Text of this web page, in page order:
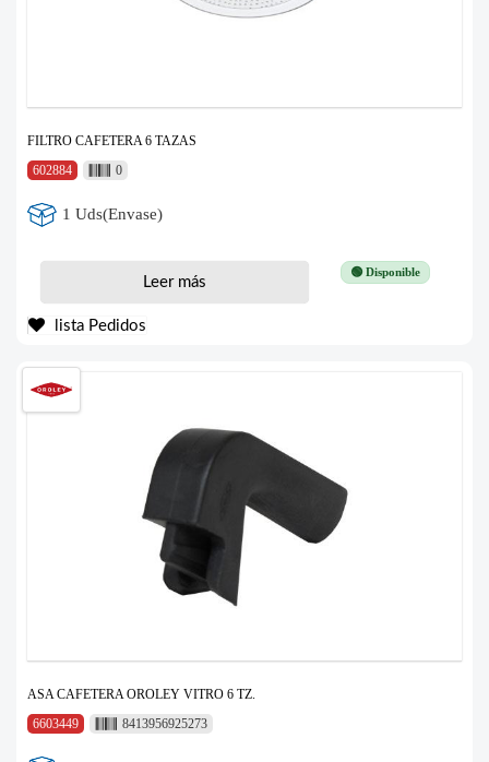
FILTRO CAFETERA 6 TAZAS
602884
0
1 Uds(Envase)
🟢 Disponible
Leer más
lista Pedidos
ASA CAFETERA OROLEY VITRO 6 TZ.
6603449
8413956925273